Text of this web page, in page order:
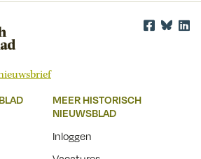
MEER HISTORISCH
NIEUWSBLAD
Inloggen